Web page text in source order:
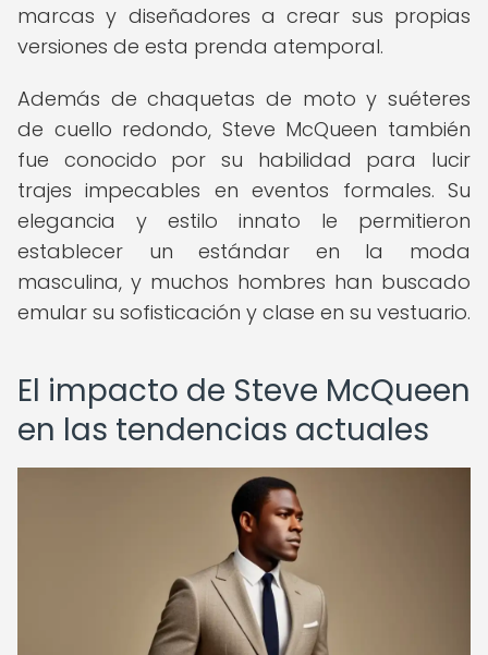
marcas y diseñadores a crear sus propias
versiones de esta prenda atemporal.
Además de chaquetas de moto y suéteres
de cuello redondo, Steve McQueen también
fue conocido por su habilidad para lucir
trajes impecables en eventos formales. Su
elegancia y estilo innato le permitieron
establecer un estándar en la moda
masculina, y muchos hombres han buscado
emular su sofisticación y clase en su vestuario.
El impacto de Steve McQueen
en las tendencias actuales